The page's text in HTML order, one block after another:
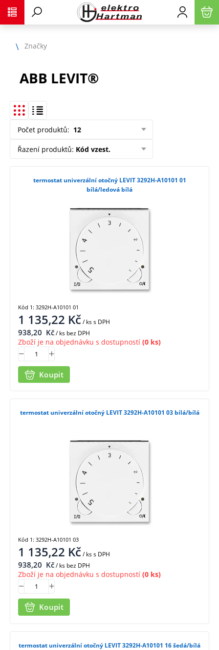
Značky
ABB LEVIT®
Počet produktů: 12
Řazení produktů: Kód vzest.
termostat univerzální otočný LEVIT 3292H-A10101 01
bílá/ledová bílá
1 135,22 Kč/ kss DPH
938,20 Kč/ ks bez DPH
Zboží je na objednávku s dostupností (0 ks)
Koupit
Kód 1: 3292H-A10101 01
termostat univerzální otočný LEVIT 3292H-A10101 03 bílá/bílá
1 135,22 Kč/ kss DPH
938,20 Kč/ ks bez DPH
Zboží je na objednávku s dostupností (0 ks)
Koupit
Kód 1: 3292H-A10101 03
termostat univerzální otočný LEVIT 3292H-A10101 16 šedá/bílá